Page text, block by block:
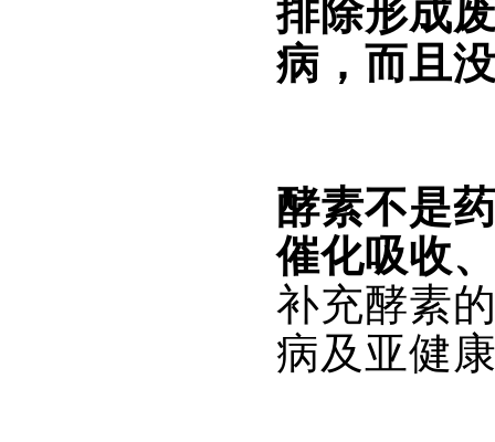
排除形成
病，而且
酵素不是
催化吸收
补充酵素
病及亚健